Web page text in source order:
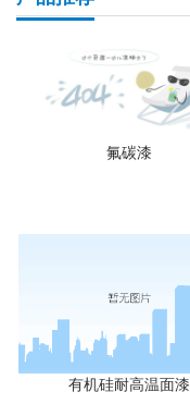
氟碳漆
有机硅耐高温面漆